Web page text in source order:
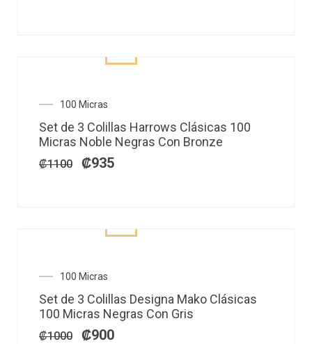
100 Micras
Set de 3 Colillas Harrows Clásicas 100
Micras Noble Negras Con Bronze
₡1100
El
precio
original
era:
₡1100.
₡935
precio
actual
es:
₡935.
100 Micras
Set de 3 Colillas Designa Mako Clásicas
100 Micras Negras Con Gris
₡1000
El
precio
original
era:
₡1000.
₡900
precio
actual
es:
₡900.